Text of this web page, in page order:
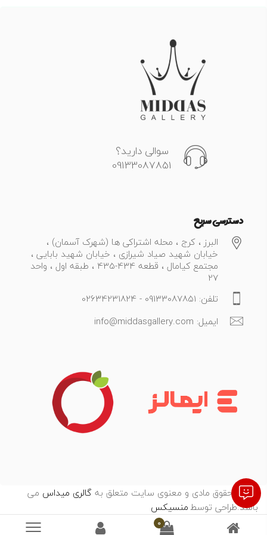
0
سوالی دارید؟
09133087851
دسترسی سریع
البرز ، کرج ، محله اشتراکی ها (شهرک آسمان) ،
خیابان شهید صیاد شیرازی ، خیابان شهید بابایی ،
مجتمع کیامال ، قطعه 434-435 ، طبقه اول ، واحد
27
تلفن: 09133087851 - 02634231824
ایمیل: info@middasgallery.com
تمامی حقوق مادی و معنوی سایت متعلق بهگالری میداس می
باشد.طراحی توسطمنسیکس